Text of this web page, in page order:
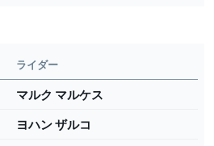
ライダー
マルク マルケス
ヨハン ザルコ